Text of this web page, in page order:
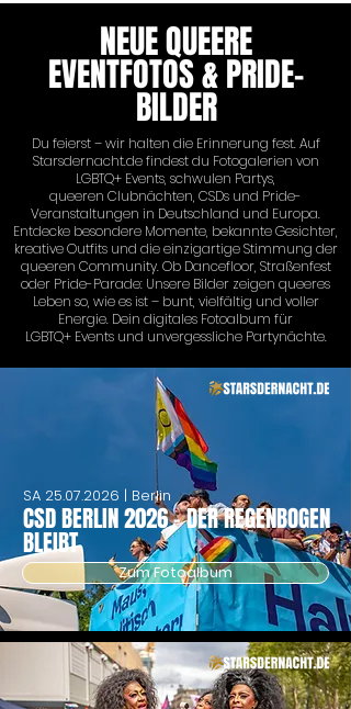
NEUE QUEERE
EVENTFOTOS & PRIDE-
BILDER
Du feierst – wir halten die Erinnerung fest. Auf
Starsdernacht.de findest du Fotogalerien von
LGBTQ+ Events, schwulen Partys,
queeren Clubnächten, CSDs und Pride-
Veranstaltungen in Deutschland und Europa.
Entdecke besondere Momente, bekannte Gesichter,
kreative Outfits und die einzigartige Stimmung der
queeren Community. Ob Dancefloor, Straßenfest
oder Pride-Parade: Unsere Bilder zeigen queeres
Leben so, wie es ist – bunt, vielfältig und voller
Energie. Dein digitales Fotoalbum für
LGBTQ+ Events und unvergessliche Partynächte.
CSD BERLIN 2026 - DER REGENBOGEN
BLEIBT
SA 25.07.2026 | Berlin
Zum Fotoalbum